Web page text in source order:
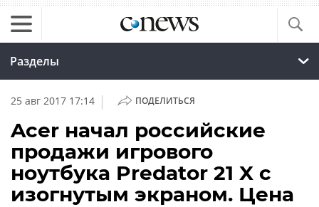
Разделы
25 авг 2017 17:14 | ПОДЕЛИТЬСЯ
Acer начал российские
продажи игрового
ноутбука Predator 21 X с
изогнутым экраном. Цена